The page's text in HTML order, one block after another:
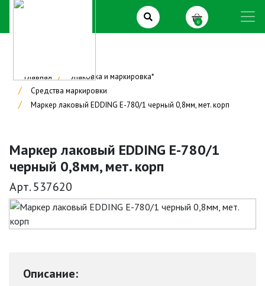
0
Главная
Упаковка и маркировка*
Средства маркировки
Маркер лаковый EDDING E-780/1 черный 0,8мм, мет. корп
Маркер лаковый EDDING E-780/1
черный 0,8мм, мет. корп
Арт. 537620
Описание: